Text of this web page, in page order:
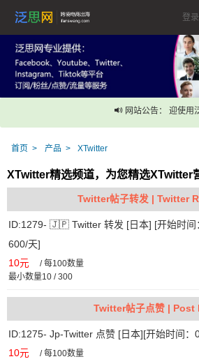
登录
网站公告： 迎使用泛
首页 产品 XTwitter
XTwitter精选频道，为您精选XTwitter
Twitter帖子转发 | Twitter
ID:1279- 🇯🇵 Twitter 转发 [日本] [开始时间
600/天]
10元 /每100数量
最小数量10 / 300
Twitter帖子点赞 | Post
ID:1275- Jp-Twitter 点赞 [日本][开始时间：
10元 /每100数量